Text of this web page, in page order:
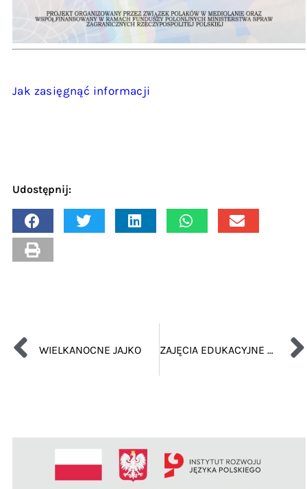
Jak zasięgnąć informacji
Udostępnij:
WIELKANOCNE JAJKO ZAJĘCIA EDUKACYJNE DLA PRZEDSZKOLAKÓW – WIOSNA WOKOŁ NAS